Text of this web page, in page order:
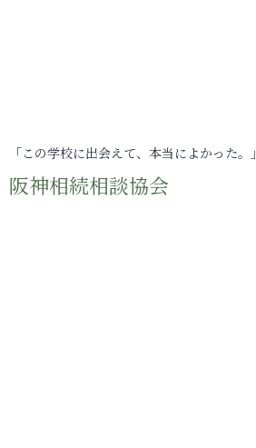
「この学校に出会えて、本当によかった。」
阪神相続相談協会